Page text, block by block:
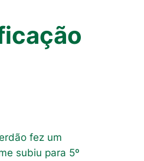
fez um
subiu para 5º